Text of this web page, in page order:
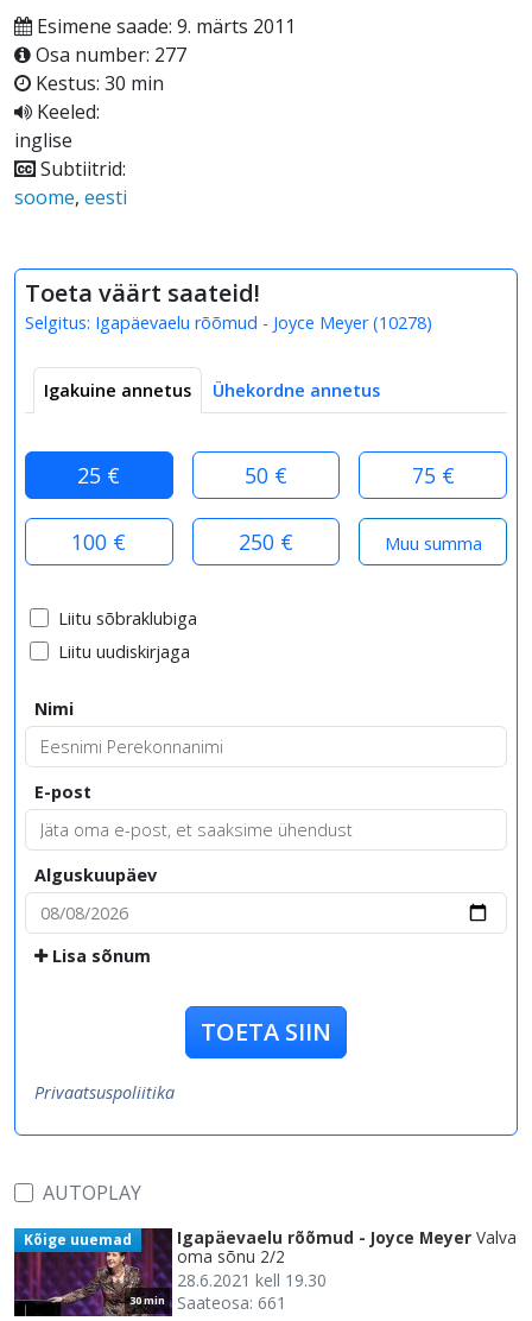
Esimene saade: 9. märts 2011
Osa number: 277
Kestus: 30 min
Keeled:
inglise
Subtiitrid:
soome, eesti
Toeta väärt saateid!
Selgitus: Igapäevaelu rõõmud - Joyce Meyer(10278)
Igakuine annetus Ühekordne annetus
25 € 50 € 75 €
100 € 250 €
Liitu sõbraklubiga
Liitu uudiskirjaga
Nimi
E-post
Alguskuupäev
Lisa sõnum
TOETA SIIN
Privaatsuspoliitika
AUTOPLAY
30 min
Kõige uuemad Igapäevaelu rõõmud - Joyce Meyer Valva
oma sõnu 2/2
28.6.2021 kell 19.30
Saateosa: 661